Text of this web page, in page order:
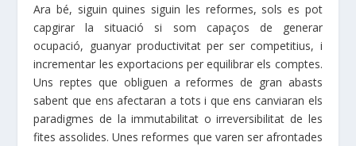
Ara bé, siguin quines siguin les reformes, sols es pot
capgirar la situació si som capaços de generar
ocupació, guanyar productivitat per ser competitius, i
incrementar les exportacions per equilibrar els comptes.
Uns reptes que obliguen a reformes de gran abasts
sabent que ens afectaran a tots i que ens canviaran els
paradigmes de la immutabilitat o irreversibilitat de les
fites assolides. Unes reformes que varen ser afrontades